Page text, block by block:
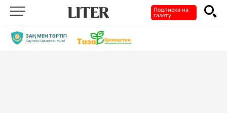
Подписка на
газету